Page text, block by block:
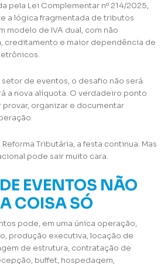
pela Lei Complementar nº 214/2025,
a lógica fragmentada de tributos
modelo de IVA dual, com não
creditamento e maior dependência de
de eventos, o desafio não será
a nova alíquota. O verdadeiro ponto
organizar e documentar
Reforma Tributária, a festa continua. Mas
pode sair muito cara.
EVENTOS NÃO
COISA SÓ
pode, em uma única operação,
produção executiva, locação de
de estrutura, contratação de
buffet, hospedagem,